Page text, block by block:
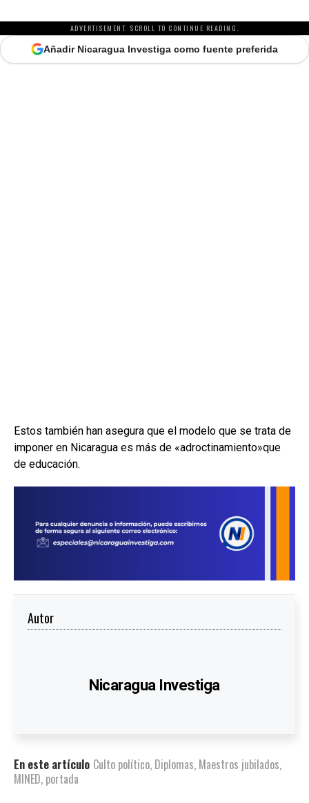
ADVERTISEMENT. SCROLL TO CONTINUE READING.
Añadir Nicaragua Investiga como fuente preferida
Estos también han asegura que el modelo que se trata de
imponer en Nicaragua es más de «adroctinamiento»que
de educación.
Autor
Nicaragua Investiga
En este artículo Culto político, Diplomas, Maestros jubilados,
MINED, portada